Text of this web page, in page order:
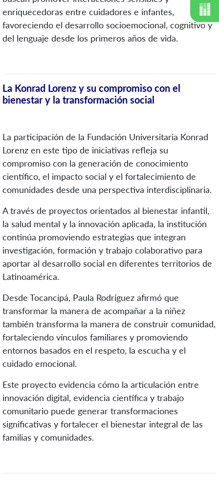
enriquecedoras entre cuidadores e infantes,
favoreciendo el desarrollo socioemocional, cognitivo y
del lenguaje desde los primeros años de vida.
La Konrad Lorenz y su compromiso con el
bienestar y la transformación social
La participación de la Fundación Universitaria Konrad
Lorenz en este tipo de iniciativas refleja su
compromiso con la generación de conocimiento
científico, el impacto social y el fortalecimiento de
comunidades desde una perspectiva interdisciplinaria.
A través de proyectos orientados al bienestar infantil,
la salud mental y la innovación aplicada, la institución
continúa promoviendo estrategias que integran
investigación, formación y trabajo colaborativo para
aportar al desarrollo social en diferentes territorios de
Latinoamérica.
Desde Tocancipá, Paula Rodríguez afirmó que
transformar la manera de acompañar a la niñez
también transforma la manera de construir comunidad,
fortaleciendo vínculos familiares y promoviendo
entornos basados en el respeto, la escucha y el
cuidado emocional.
Este proyecto evidencia cómo la articulación entre
innovación digital, evidencia científica y trabajo
comunitario puede generar transformaciones
significativas y fortalecer el bienestar integral de las
familias y comunidades.